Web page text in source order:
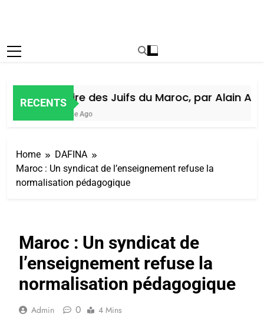
RECENTS
Histoire des Juifs du Maroc, par Alain Amiel
1 Semaine Ago
Home
DAFINA
Maroc : Un syndicat de l’enseignement refuse la
normalisation pédagogique
Maroc : Un syndicat de
l’enseignement refuse la
normalisation pédagogique
Admin 0 4 Mins